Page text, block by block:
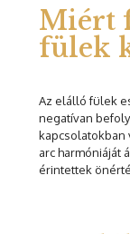
Miért
fülek
Az elálló fülek
negatívan
kapcsolatokban
arc harmóniáját
érintettek